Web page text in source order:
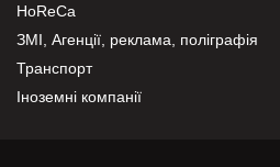
HoReCa
ЗМІ, Агенції, реклама, поліграфія
Транспорт
Іноземні компанії